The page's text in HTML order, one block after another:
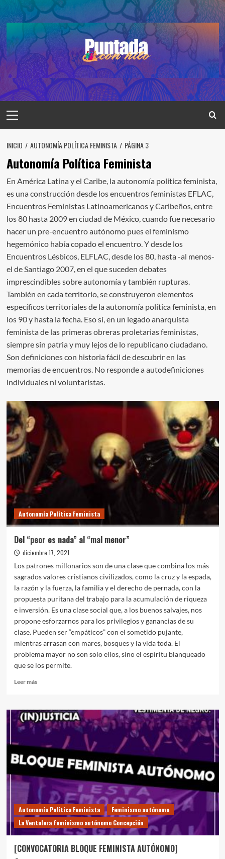
al
contenido
principal
INICIO AUTONOMÍA POLÍTICA FEMINISTA PÁGINA 3
Autonomía Política Feminista
En América Latina y el Caribe, la autonomía política feminista,
es una construcción desde los encuentros feministas EFLAC,
Encuentros Feministas Latinoamericanos y Caribeños, entre
los 80 hasta 2009 en ciudad de México, cuando fue necesario
hacer un pre-encuentro autónomo pues el feminismo
hegemónico había copado el encuentro. Y desde los
Encuentros Lésbicos, ELFLAC, desde los 80, hasta -al menos-
el de Santiago 2007, en el que suceden debates
imprescindibles sobre autonomía y también rupturas.
También en cada territorio, se construyeron elementos
específicos territoriales de la autonomía política feminista, en
los 90 y hasta la fecha. Eso sí, en un legado anarquista
feminista de las primeras obreras proletarias feministas,
siempre sin patria y muy lejos de lo republicano ciudadano.
Son definiciones con historia fácil de descubrir en las
memorias de encuentros. No responde a autodefiniciones
individuales ni voluntaristas.
Autonomía Política Feminista
Del “peor es nada” al “mal menor”
diciembre 17, 2021
Los patrones millonarios son de una clase que combina los más
sagrados valores cristianos civilizados, como la cruz y la espada,
la razón y la fuerza, la familia y el derecho de pernada, con la
propuesta puritana del trabajo para la acumulación de riqueza
e inversión. Es una clase social que, a los buenos salvajes, nos
propone esforzarnos para los privilegios y ganancias de su
clase. Pueden ser “empáticos” con el sometido pujante,
mientras arrasan con mares, bosques y la vida toda. El
problema mayor no son solo ellos, sino el espíritu blanqueado
que se los permite.
Leer másLeer
Del
“peor
al
“mal
menor”
Autonomía Política Feminista
Feminismo autónomo
La Ventolera feminismo autónomo Concepción
[CONVOCATORIA BLOQUE FEMINISTA AUTÓNOMO]